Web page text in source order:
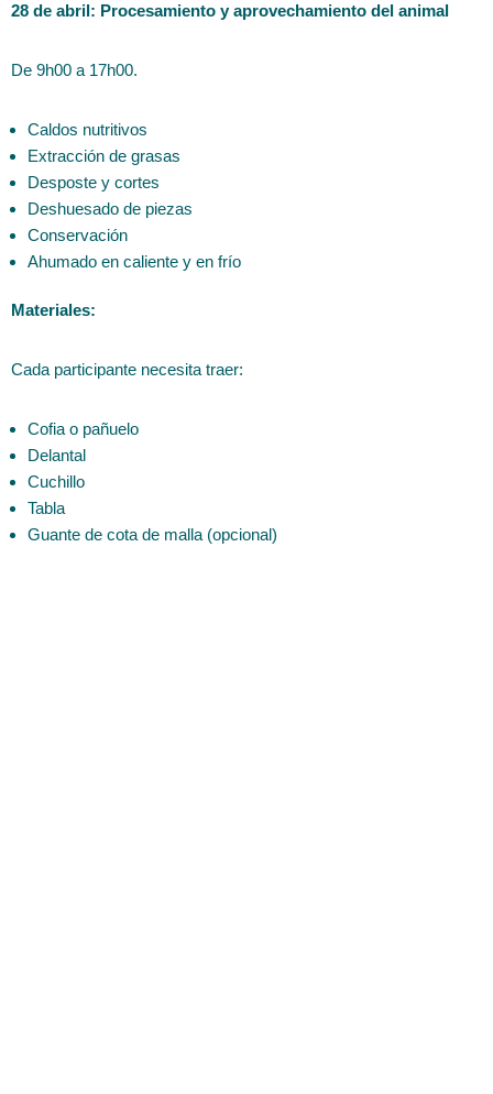
28 de abril: Procesamiento y aprovechamiento del animal
De 9h00 a 17h00.
Caldos nutritivos
Extracción de grasas
Desposte y cortes
Deshuesado de piezas
Conservación
Ahumado en caliente y en frío
Materiales:
Cada participante necesita traer:
Cofia o pañuelo
Delantal
Cuchillo
Tabla
Guante de cota de malla (opcional)